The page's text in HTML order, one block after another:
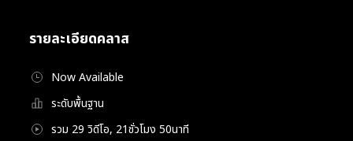
รายละเอียดคลาส
Now Available
ระดับพื้นฐาน
รวม 29 วิดีโอ, 21ชั่วโมง 50นาที